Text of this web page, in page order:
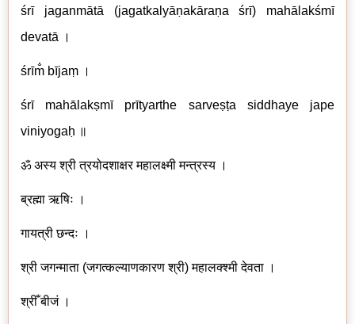
śrī jaganmātā (jagatkalyāṇakāraṇa śrī) mahālakśmī
devatā ।
śrīm̐ bījaṃ ।
śrī mahālakṣmī prītyarthe sarveṣṭa siddhaye jape
viniyogaḥ ॥
ॐ अस्य श्री त्रयोदशाक्षर महालक्ष्मी मन्त्रस्य ।
ब्रह्मा ऋषिः ।
गायत्री छन्दः ।
श्री जगन्माता (जगत्कल्याणकारण श्री) महालक्श्मी देवता ।
श्रीँ बीजं ।